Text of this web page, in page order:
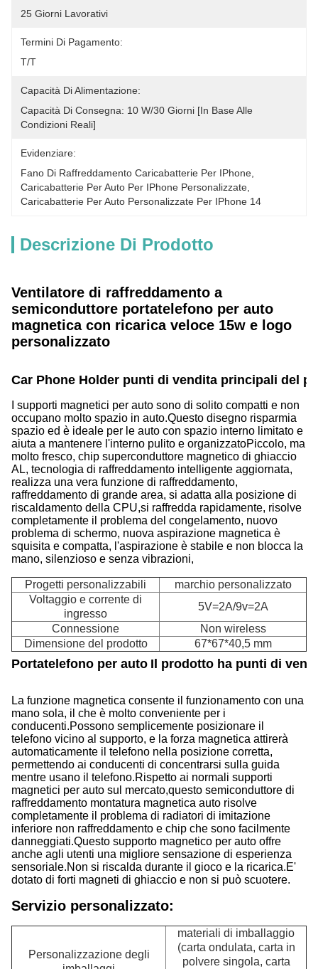
25 Giorni Lavorativi
Termini Di Pagamento:
T/T
Capacità Di Alimentazione:
Capacità Di Consegna: 10 W/30 Giorni [in Base Alle
Condizioni Reali]
Evidenziare:
Fano Di Raffreddamento Caricabatterie Per IPhone
Caricabatterie Per Auto Per IPhone Personalizzate
Caricabatterie Per Auto Personalizzate Per IPhone 14
Descrizione Di Prodotto
Ventilatore di raffreddamento a
semiconduttore portatelefono per auto
magnetica con ricarica veloce 15w e logo
personalizzato
Car Phone Holder punti di vendita principali del
I supporti magnetici per auto sono di solito compatti e non
occupano molto spazio in auto.Questo disegno risparmia
spazio ed è ideale per le auto con spazio interno limitato e
aiuta a mantenere l'interno pulito e organizzatoPiccolo, ma
molto fresco, chip superconduttore magnetico di ghiaccio
AL, tecnologia di raffreddamento intelligente aggiornata,
realizza una vera funzione di raffreddamento,
raffreddamento di grande area, si adatta alla posizione di
riscaldamento della CPU,si raffredda rapidamente, risolve
completamente il problema del congelamento, nuovo
problema di schermo, nuova aspirazione magnetica è
squisita e compatta, l'aspirazione è stabile e non blocca la
mano, silenzioso e senza vibrazioni,
Progetti personalizzabili
marchio personalizzato
Voltaggio e corrente di
ingresso
5V=2A/9v=2A
Connessione
Non wireless
Dimensione del prodotto
67*67*40,5 mm
Portatelefono per auto Il prodotto ha punti di
La funzione magnetica consente il funzionamento con una
mano sola, il che è molto conveniente per i
conducenti.Possono semplicemente posizionare il
telefono vicino al supporto, e la forza magnetica attirerà
automaticamente il telefono nella posizione corretta,
permettendo ai conducenti di concentrarsi sulla guida
mentre usano il telefono.Rispetto ai normali supporti
magnetici per auto sul mercato,questo semiconduttore di
raffreddamento montatura magnetica auto risolve
completamente il problema di radiatori di imitazione
inferiore non raffreddamento e chip che sono facilmente
danneggiati.Questo supporto magnetico per auto offre
anche agli utenti una migliore sensazione di esperienza
sensoriale.Non si riscalda durante il gioco e la ricarica.E'
dotato di forti magneti di ghiaccio e non si può scuotere.
Servizio personalizzato:
Personalizzazione degli
materiali di imballaggio
(carta ondulata, carta in
polvere singola, carta